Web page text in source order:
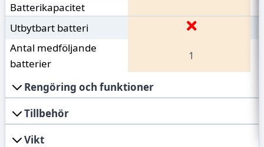
Batterikapacitet
Utbytbart batteri
Antal medföljande
batterier
1
Rengöring och funktioner
Tillbehör
Vikt